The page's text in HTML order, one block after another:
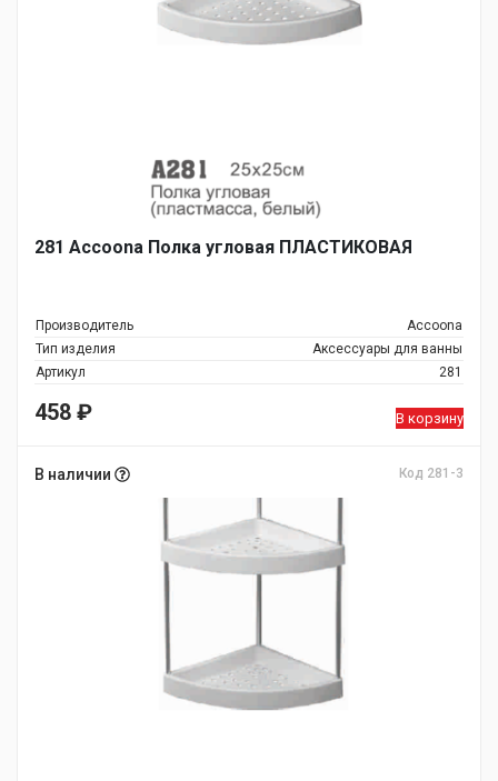
281 Accoona Полка угловая ПЛАСТИКОВАЯ
Производитель
Accoona
Тип изделия
Аксессуары для ванны
Артикул
281
458 ₽ В корзину
В наличии Код 281-3